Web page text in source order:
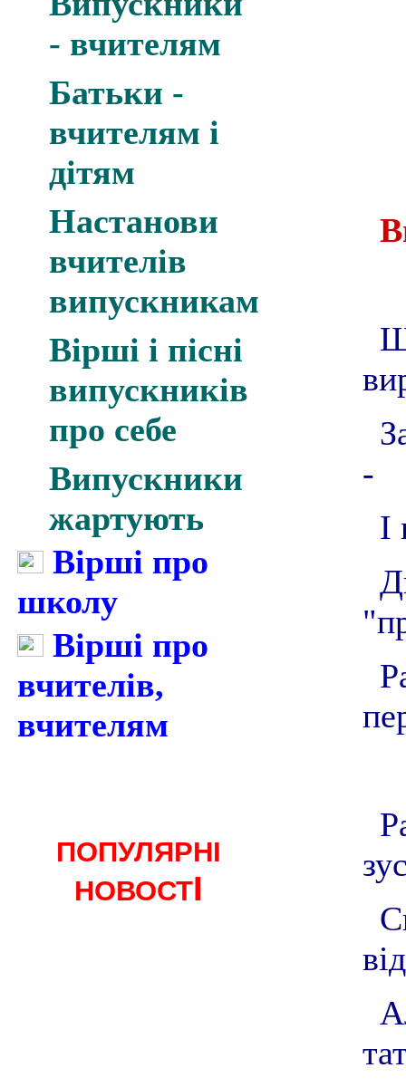
- вчителям
Батьки -
вчителям і
дітям
Настанови
вчителів
випускникам
Вірші і пісні
випускників
про себе
Випускники
жартують
Вірші про
школу
Вірші про
вчителів,
вчителям
ПОПУЛЯРНІ
НОВОСТІ
-
І